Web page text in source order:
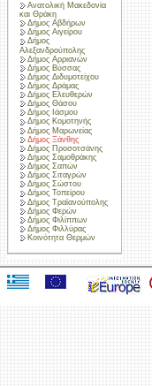
Ανατολική Μακεδονία
και Θράκη
Δήμος Αβδήρων
Δήμος Αιγείρου
Δήμος
Αλεξανδρούπολης
Δήμος Αρριανών
Δήμος Βύσσας
Δήμος Διδυμοτείχου
Δήμος Δράμας
Δήμος Ελευθερών
Δήμος Θάσου
Δήμος Ιάσμου
Δήμος Κομοτηνής
Δήμος Μαρωνείας
Δήμος Ξάνθης
Δήμος Προσοτσάνης
Δήμος Σαμοθράκης
Δήμος Σαπών
Δήμος Σιταγρών
Δήμος Σώστου
Δήμος Τοπείρου
Δήμος Τραϊανούπολης
Δήμος Φερών
Δήμος Φιλίππων
Δήμος Φιλλύρας
Κοινότητα Θερμών